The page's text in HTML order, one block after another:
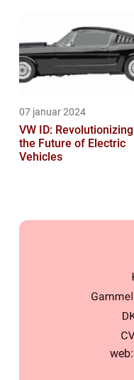
07 januar 2024
VW ID: Revolutionizing
the Future of Electric
Vehicles
web: